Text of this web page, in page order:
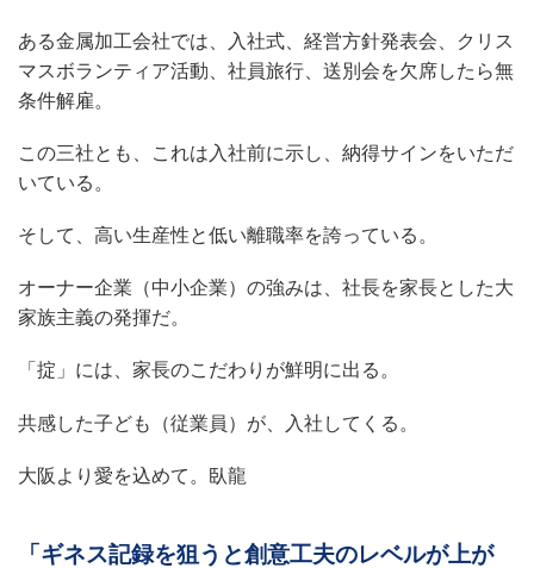
ある金属加工会社では、入社式、経営方針発表会、クリス
マスボランティア活動、社員旅行、送別会を欠席したら無
条件解雇。
この三社とも、これは入社前に示し、納得サインをいただ
いている。
そして、高い生産性と低い離職率を誇っている。
オーナー企業（中小企業）の強みは、社長を家長とした大
家族主義の発揮だ。
「掟」には、家長のこだわりが鮮明に出る。
共感した子ども（従業員）が、入社してくる。
大阪より愛を込めて。臥龍
「ギネス記録を狙うと創意工夫のレベルが上が